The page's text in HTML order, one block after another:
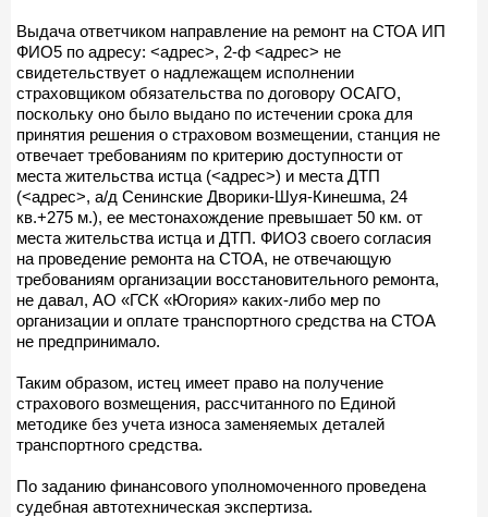
Выдача ответчиком направление на ремонт на СТОА ИП
ФИО5 по адресу: <адрес>, 2-ф <адрес> не
свидетельствует о надлежащем исполнении
страховщиком обязательства по договору ОСАГО,
поскольку оно было выдано по истечении срока для
принятия решения о страховом возмещении, станция не
отвечает требованиям по критерию доступности от
места жительства истца (<адрес>) и места ДТП
(<адрес>, а/д Сенинские Дворики-Шуя-Кинешма, 24
кв.+275 м.), ее местонахождение превышает 50 км. от
места жительства истца и ДТП. ФИО3 своего согласия
на проведение ремонта на СТОА, не отвечающую
требованиям организации восстановительного ремонта,
не давал, АО «ГСК «Югория» каких-либо мер по
организации и оплате транспортного средства на СТОА
не предпринимало.
Таким образом, истец имеет право на получение
страхового возмещения, рассчитанного по Единой
методике без учета износа заменяемых деталей
транспортного средства.
По заданию финансового уполномоченного проведена
судебная автотехническая экспертиза.